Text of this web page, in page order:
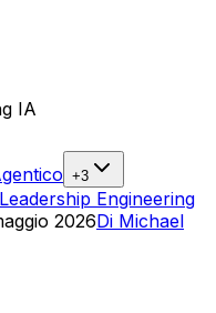
IA
+3
Leadership Engineering
2026Di Michael